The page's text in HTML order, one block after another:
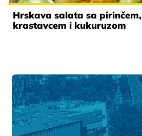
Hrskava salata sa pirinčem,
krastavcem i kukuruzom